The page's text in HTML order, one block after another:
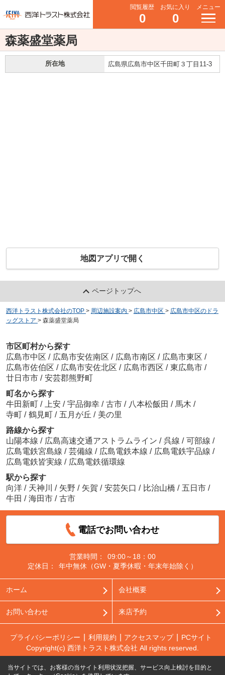
閲覧履歴
0
お気に入り
0
メニュー
森薬盛堂薬局
所在地 広島県広島市中区千田町３丁目11-3
地図アプリで開く
ページトップへ
西洋トラスト株式会社のTOP > 周辺施設案内 > 広島市中区 > 広島市中区のドラ
ッグストア > 森薬盛堂薬局
市区町村から探す
広島市中区 / 広島市安佐南区 / 広島市南区 / 広島市東区 /
広島市佐伯区 / 広島市安佐北区 / 広島市西区 / 東広島市 /
廿日市市 / 安芸郡熊野町
町名から探す
牛田新町 / 上安 / 宇品御幸 / 古市 / 八本松飯田 / 馬木 /
寺町 / 鶴見町 / 五月が丘 / 美の里
路線から探す
山陽本線 / 広島高速交通アストラムライン / 呉線 / 可部線 /
広島電鉄宮島線 / 芸備線 / 広島電鉄本線 / 広島電鉄宇品線 /
広島電鉄皆実線 / 広島電鉄循環線
駅から探す
向洋 / 天神川 / 矢野 / 矢賀 / 安芸矢口 / 比治山橋 / 五日市 /
牛田 / 海田市 / 古市
電話でお問い合わせ
営業時間：
09:00～18：00
定休日：
年中無休（GW・夏季休暇・年末年始除く）
ホーム 会社概要
お問い合わせ 来店予約
プライバシーポリシー 利用規約 アクセスマップ
PCサイト
Copyright(c) 西洋トラスト株式会社 All rights reserved.
当サイトでは、お客様の当サイト利用状況把握、サービス向上検討を目的と